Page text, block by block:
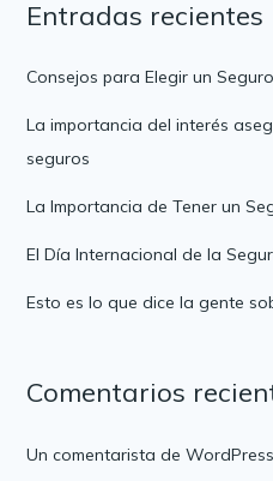
Entradas recientes
Consejos para Elegir un
La importancia del interés
seguros
La Importancia de Tener un
El Día Internacional de la
Esto es lo que dice la gente
Comentarios
Un comentarista de WordPress